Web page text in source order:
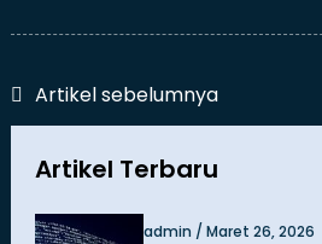
Artikel sebelumnya
Artikel Terbaru
admin / Maret 26, 2026